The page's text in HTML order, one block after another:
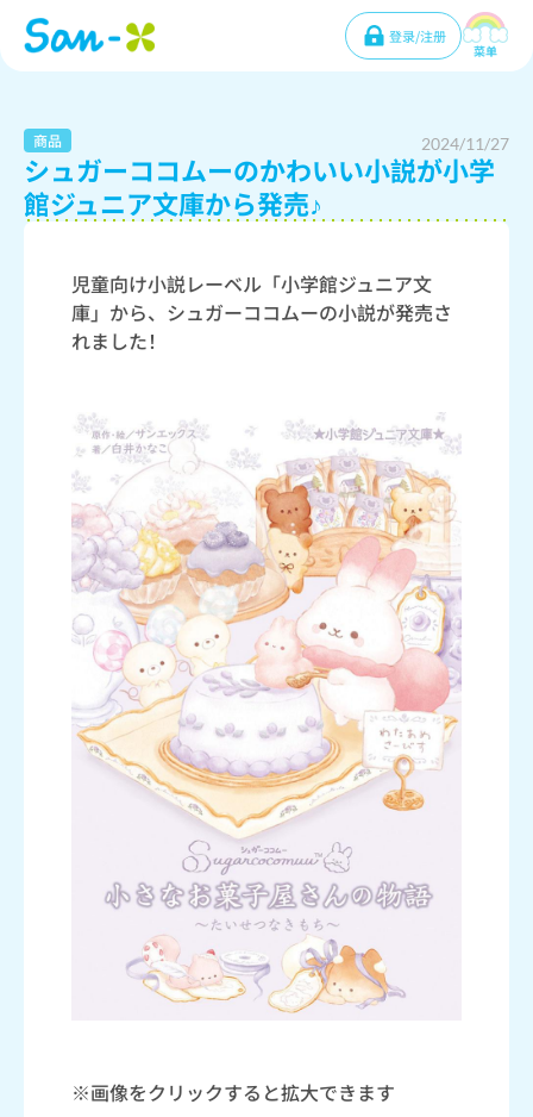
登录/注册
菜单
商品 2024/11/27
シュガーココムーのかわいい小説が小学
館ジュニア文庫から発売♪
児童向け小説レーベル「小学館ジュニア文
庫」から、シュガーココムーの小説が発売さ
れました！
※画像をクリックすると拡大できます